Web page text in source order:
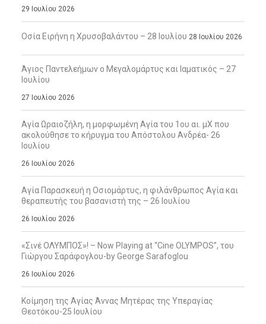
29 Ιουλίου 2026
Οσία Ειρήνη η Χρυσοβαλάντου – 28 Ιουλίου 28 Ιουλίου 2026
Άγιος Παντελεήμων ο Μεγαλομάρτυς και Ιαματικός – 27
Ιουλίου
27 Ιουλίου 2026
Αγία Ωραιοζήλη, η μορφωμένη Αγία του 1ου αι. μΧ που
ακολούθησε το κήρυγμα του Απόστολου Ανδρέα- 26
Ιουλίου
26 Ιουλίου 2026
Αγία Παρασκευή η Οσιομάρτυς, η φιλάνθρωπος Αγία και
θεραπευτής του βασανιστή της – 26 Ιουλίου
26 Ιουλίου 2026
«Σινέ ΟΛΥΜΠΟΣ»! – Now Playing at “Cine OLYMPOS”, του
Γιώργου Σαράφογλου-by George Sarafoglou
26 Ιουλίου 2026
Κοίμηση της Αγίας Άννας Μητέρας της Υπεραγίας
Θεοτόκου-25 Ιουλίου